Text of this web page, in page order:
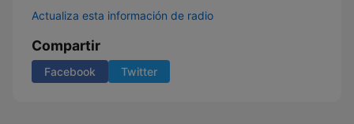
Actualiza esta información de radio
Compartir
Facebook Twitter